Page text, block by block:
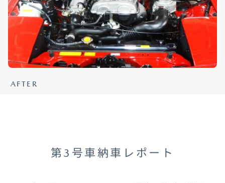
AFTER
第3号車納車レポート